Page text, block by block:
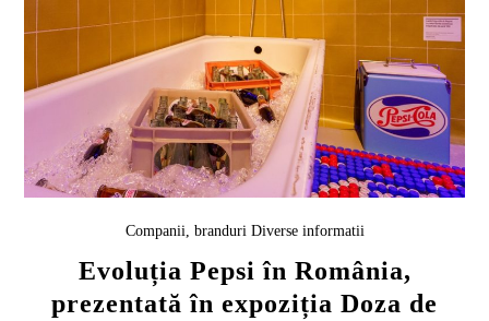
Companii, branduri Diverse informatii
Evoluția Pepsi în România,
prezentată în expoziția Doza de